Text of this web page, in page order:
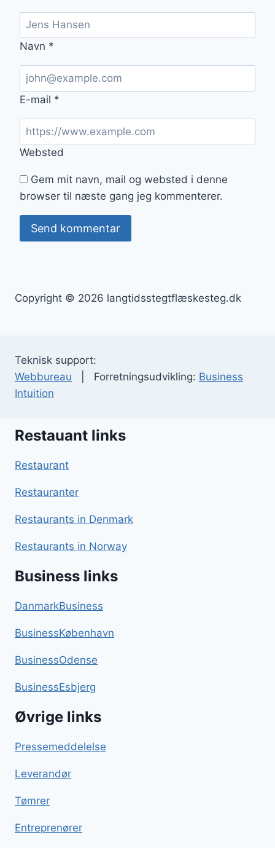
Navn *
E-mail *
Websted
Gem mit navn, mail og websted i denne
browser til næste gang jeg kommenterer.
Copyright © 2026 langtidsstegtflæskesteg.dk
Teknisk support:
Webbureau | Forretningsudvikling: Business
Intuition
Restauant links
Restaurant
Restauranter
Restaurants in Denmark
Restaurants in Norway
Business links
DanmarkBusiness
BusinessKøbenhavn
BusinessOdense
BusinessEsbjerg
Øvrige links
Pressemeddelelse
Leverandør
Tømrer
Entreprenører